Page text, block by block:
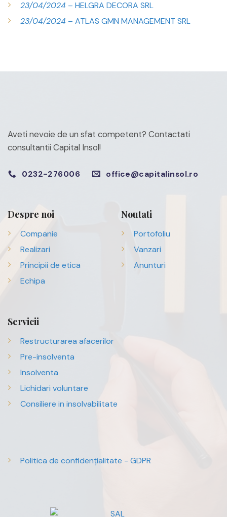
23/04/2024 – HELGRA DECORA SRL
23/04/2024 – ATLAS GMN MANAGEMENT SRL
Aveti nevoie de un sfat competent? Contactati
consultantii Capital Insol!
0232-276006 office@capitalinsol.ro
Despre noi
Companie
Realizari
Principii de etica
Echipa
Noutati
Portofoliu
Vanzari
Anunturi
Servicii
Restructurarea afacerilor
Pre-insolventa
Insolventa
Lichidari voluntare
Consiliere in insolvabilitate
Politica de confidențialitate - GDPR